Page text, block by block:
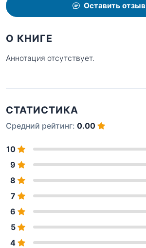
Оставить отзыв
О КНИГЕ
Аннотация отсутствует.
СТАТИСТИКА
Средний рейтинг: 0.00
10
9
8
7
6
5
4